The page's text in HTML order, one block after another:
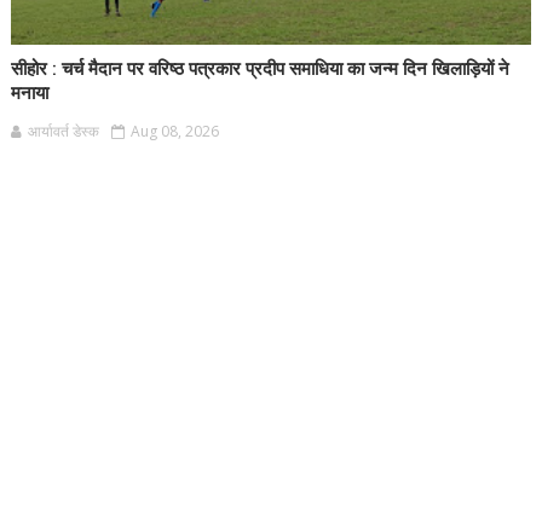
सीहोर : चर्च मैदान पर वरिष्ठ पत्रकार प्रदीप समाधिया का जन्म दिन खिलाड़ियों ने
मनाया
आर्यावर्त डेस्क Aug 08, 2026